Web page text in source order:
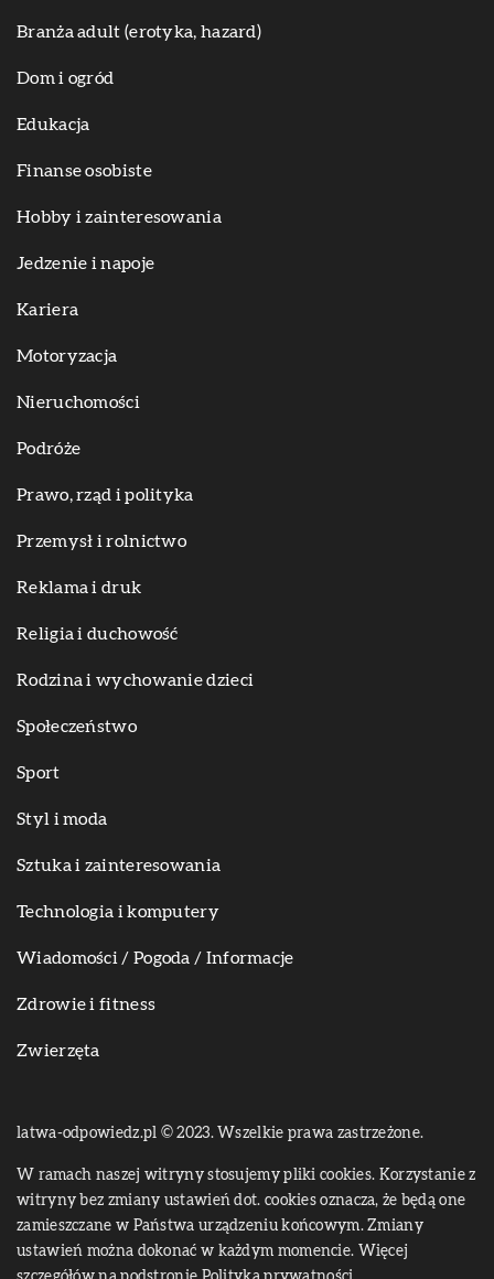
Branża adult (erotyka, hazard)
Dom i ogród
Edukacja
Finanse osobiste
Hobby i zainteresowania
Jedzenie i napoje
Kariera
Motoryzacja
Nieruchomości
Podróże
Prawo, rząd i polityka
Przemysł i rolnictwo
Reklama i druk
Religia i duchowość
Rodzina i wychowanie dzieci
Społeczeństwo
Sport
Styl i moda
Sztuka i zainteresowania
Technologia i komputery
Wiadomości / Pogoda / Informacje
Zdrowie i fitness
Zwierzęta
latwa-odpowiedz.pl © 2023. Wszelkie prawa zastrzeżone.
W ramach naszej witryny stosujemy pliki cookies. Korzystanie z
witryny bez zmiany ustawień dot. cookies oznacza, że będą one
zamieszczane w Państwa urządzeniu końcowym. Zmiany
ustawień można dokonać w każdym momencie. Więcej